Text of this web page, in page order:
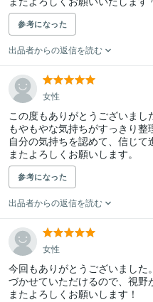
参考になった
出品者からの返信を読む
女性
この度もありがとうございまし
もやもやな気持ちがすっきり整
自分の気持ちを認めて、信じて
またよろしくお願いします。
参考になった
出品者からの返信を読む
女性
今回もありがとうございまし
づかせていただけるので、視野
またよろしくお願いします！